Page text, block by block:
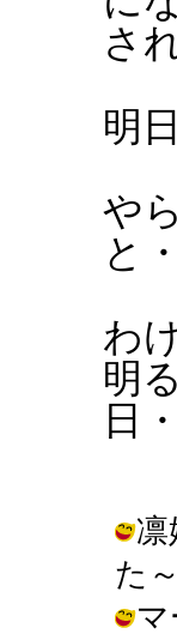
さ
明
や
と
わ
明
日
凛
た
マ